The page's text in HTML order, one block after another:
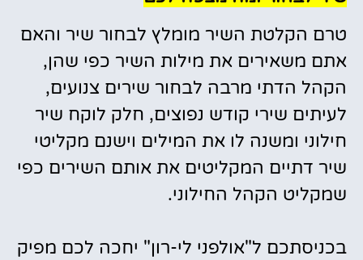
טרם הקלטת השיר מומלץ לבחור שיר והאם
אתם משאירים את מילות השיר כפי שהן,
הקהל הדתי מרבה לבחור שירים צנועים,
לעיתים שירי קודש נפוצים, חלק לוקח שיר
חילוני ומשנה לו את המילים וישנם מקליטי
שיר דתיים המקליטים את אותם השירים כפי
שמקליט הקהל החילוני.
בכניסתכם ל"אולפני לי-רון" יחכה לכם מפיק